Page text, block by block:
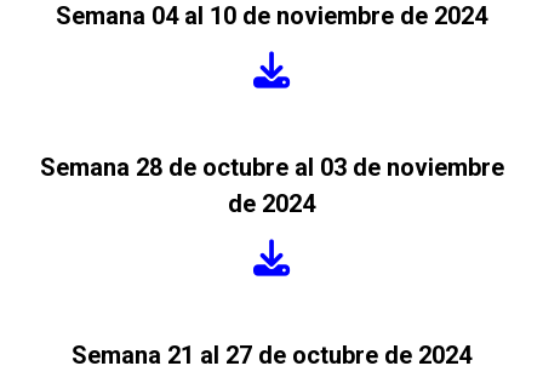
Semana 04 al 10 de noviembre de 2024
Semana 28 de octubre al 03 de noviembre
de 2024
Semana 21 al 27 de octubre de 2024